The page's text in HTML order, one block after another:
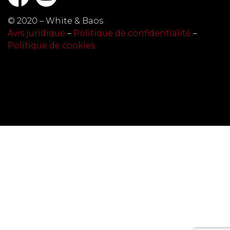
© 2020 – White & Baos
Avis juridique – Politique de confidentialité –
Politique de cookies